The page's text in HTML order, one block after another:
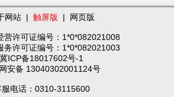
网站 | 触屏版 | 网页版
营许可证编号：1*0*082021008
务许可证编号：1*0*082021003
冀ICP备18017602号-1
安备 13040302001124号
服电话：0310-3115600